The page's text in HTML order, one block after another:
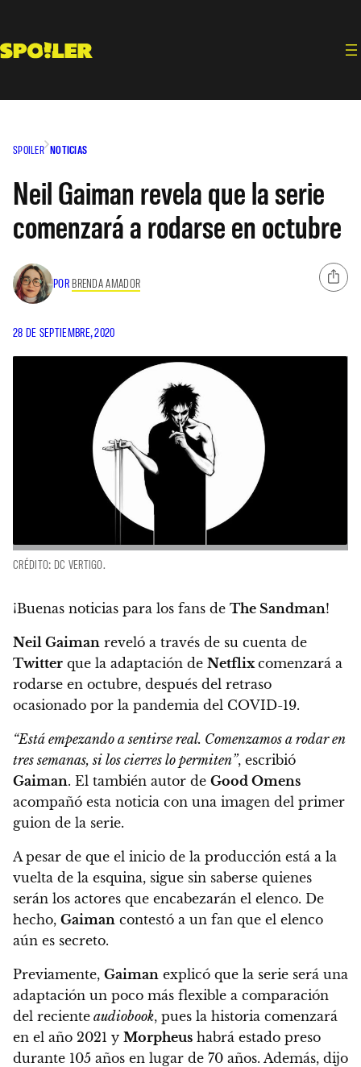
contenido
SPOILER NOTICIAS
Neil Gaiman revela que la serie
comenzará a rodarse en octubre
POR BRENDA AMADOR
28 DE SEPTIEMBRE, 2020
CRÉDITO: DC VERTIGO.
¡Buenas noticias para los fans de The Sandman!
Neil Gaiman reveló a través de su cuenta de
Twitter que la adaptación de Netflix comenzará a
rodarse en octubre, después del retraso
ocasionado por la pandemia del COVID-19.
“Está empezando a sentirse real. Comenzamos a rodar en
tres semanas, si los cierres lo permiten”, escribió
Gaiman. El también autor de Good Omens
acompañó esta noticia con una imagen del primer
guion de la serie.
A pesar de que el inicio de la producción está a la
vuelta de la esquina, sigue sin saberse quienes
serán los actores que encabezarán el elenco. De
hecho, Gaiman contestó a un fan que el elenco
aún es secreto.
Previamente, Gaiman explicó que la serie será una
adaptación un poco más flexible a comparación
del reciente audiobook, pues la historia comenzará
en el año 2021 y Morpheus habrá estado preso
durante 105 años en lugar de 70 años. Además, dijo